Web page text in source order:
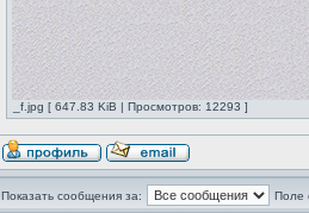
_f.jpg [ 647.83 KiB | Просмотров: 12293 ]
Показать сообщения за: Поле